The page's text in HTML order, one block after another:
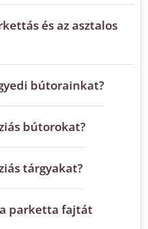
és az asztalos
bútorainkat?
bútorokat?
tárgyakat?
parketta fajtát